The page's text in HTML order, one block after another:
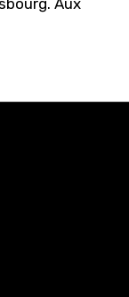
Aux